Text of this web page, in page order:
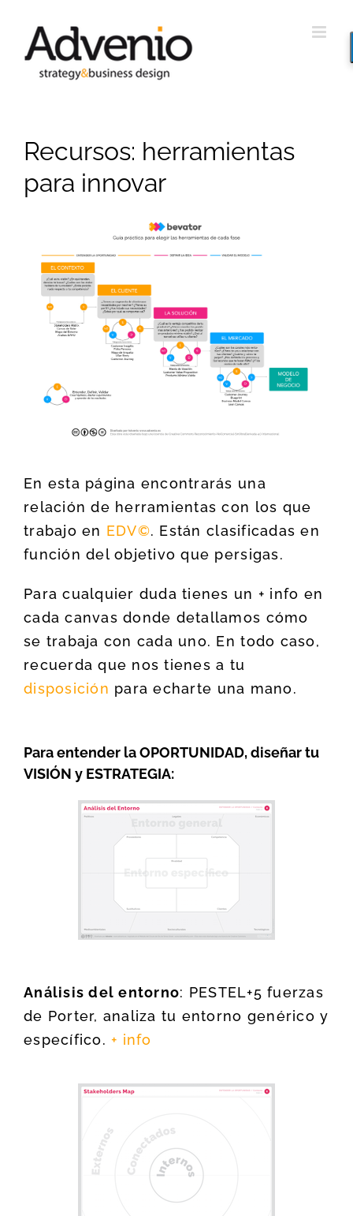
contenido
Recursos: herramientas
para innovar
En esta página encontrarás una
relación de herramientas con los que
trabajo en EDV©. Están clasificadas en
función del objetivo que persigas.
Para cualquier duda tienes un + info en
cada canvas donde detallamos cómo
se trabaja con cada uno. En todo caso,
recuerda que nos tienes a tu
disposición para echarte una mano.
Para entender la OPORTUNIDAD, diseñar tu
VISIÓN y ESTRATEGIA:
Análisis del entorno: PESTEL+5 fuerzas
de Porter, analiza tu entorno genérico y
específico.+ info